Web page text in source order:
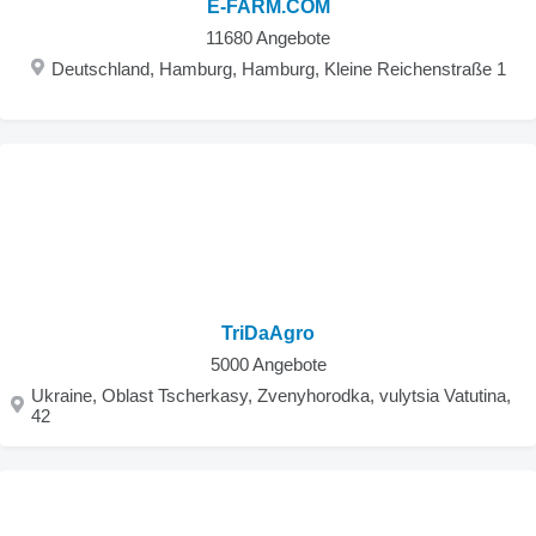
E-FARM.COM
11680 Angebote
Deutschland, Hamburg, Hamburg, Kleine Reichenstraße 1
TriDaAgro
5000 Angebote
Ukraine, Oblast Tscherkasy, Zvenyhorodka, vulytsia Vatutina,
42